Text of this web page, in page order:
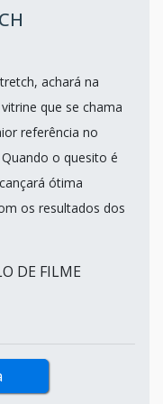
achará na
que se chama
referência no
o quesito é
ótima
os resultados dos
DE FILME